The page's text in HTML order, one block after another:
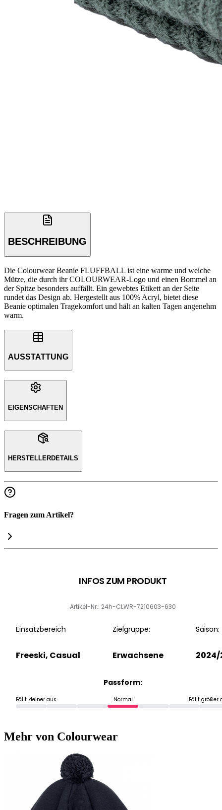
BESCHREIBUNG
Die Colourwear Beanie FLUFFBALL ist eine warme und weiche
Mütze, die durch ihr COLOURWEAR-Logo und einen Bommel an
der Spitze besonders auffällt. Ein gewebtes Etikett an der Seite
rundet das Design ab. Hergestellt aus 100% Acryl, bietet diese
Beanie optimalen Tragekomfort und hält an kalten Tagen angenehm
warm.
AUSSTATTUNG
EIGENSCHAFTEN
HERSTELLERDETAILS
Fragen zum Artikel?
INFOS ZUM PRODUKT
Artikel-Nr.: 24h-CLWR-7210603-630
Einsatzbereich
Freeski, Casual
Zielgruppe:
Erwachsene
Saison:
2024/
Passform:
Fällt kleiner aus Normal Fällt größer
Mehr von Colourwear